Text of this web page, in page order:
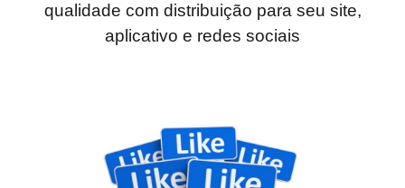
qualidade com distribuição para seu site,
aplicativo e redes sociais